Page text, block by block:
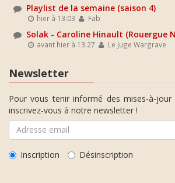
Playlist de la semaine (saison 4)
hier à 13:03 Fab
Solak - Caroline Hinault (Rouergue
avant hier à 13:27 Le Juge Wargrave
Newsletter
Pour vous tenir informé des mises-à-jour
inscrivez-vous à notre newsletter !
Inscription Désinscription